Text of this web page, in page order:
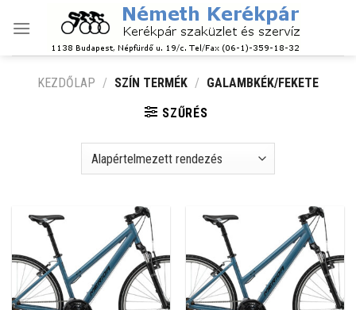
KEZDŐLAP / SZÍN TERMÉK / GALAMBKÉK/FEKETE
SZŰRÉS